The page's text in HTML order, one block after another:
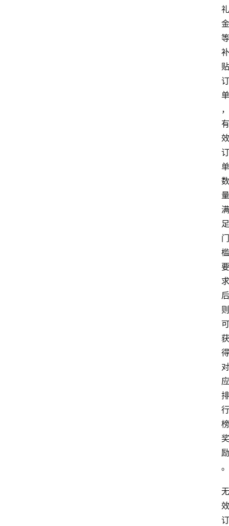
礼
金
等
补
贴
订
单
，
有
效
订
单
数
量
满
足
门
槛
要
求
后
则
可
获
得
对
应
排
行
榜
奖
励
。
无
效
订